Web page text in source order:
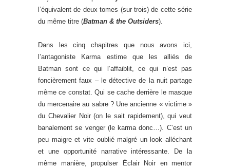
l’équivalent de deux tomes (sur trois) de cette série
du même titre (Batman & the Outsiders).
Dans les cinq chapitres que nous avons ici,
l’antagoniste Karma estime que les alliés de
Batman sont ce qui l’affaiblit, ce qui n’est pas
foncièrement faux – le détective de la nuit partage
même ce constat. Qui se cache derrière le masque
du mercenaire au sabre ? Une ancienne « victime »
du Chevalier Noir (on le sait rapidement), qui veut
banalement se venger (le karma donc…). C’est un
peu maigre et vite oublié malgré un look alléchant
et une opportunité narrative intéressante. De la
même manière, propulser Éclair Noir en mentor